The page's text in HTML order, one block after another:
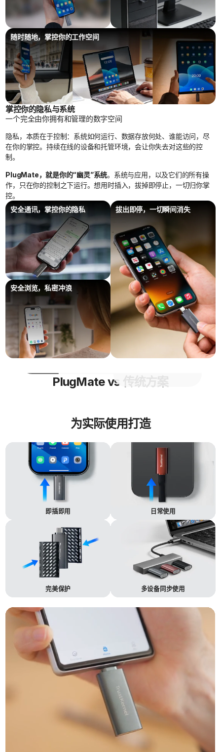
随时随地，掌控你的工作空间
掌控你的隐私与系统
一个完全由你拥有和管理的数字空间
隐私，本质在于控制：系统如何运行、数据存放何处、谁能访问，尽
在你的掌控。持续在线的设备和托管环境，会让你失去对这些的控
制。
PlugMate，就是你的“幽灵”系统。系统与应用，以及它们的所有操
作，只在你的控制之下运行。想用时插入，拔掉即停止，一切归你掌
控。
拔出即停，一切瞬间消失
安全通讯，掌控你的隐私
安全浏览，私密冲浪
PlugMate vs 传统方案
对比项 其它方案 PlugMate
USB 免
安装系
统
仅能在 PC
上启动的操
作系统
拇指大小设备，可在
手机或电脑上运行完
整的 Android 系统
安全手
机
需要额外携
带一部手机
一个便携设备即可随
时创建独立系统
安全笔
记本
需要携带整
台笔记本电
脑
在任意兼容设备上提
供便携的安全工作空
间
加密U
仅用于文件
在隔离环境中运行完
为实际使用打造
即插即用 日常使用
完美保护 多设备同步使用